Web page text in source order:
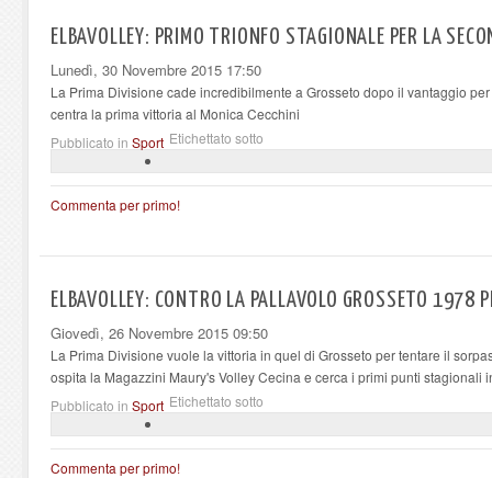
ELBAVOLLEY: PRIMO TRIONFO STAGIONALE PER LA
Lunedì, 30 Novembre 2015 17:50
La Prima Divisione cade incredibilmente a Grosseto dopo il vantaggio
centra la prima vittoria al Monica Cecchini
Pubblicato in Sport Etichettato sotto
Commenta per primo!
ELBAVOLLEY: CONTRO LA PALLAVOLO GROSSETO 1978
Giovedì, 26 Novembre 2015 09:50
La Prima Divisione vuole la vittoria in quel di Grosseto per tentare il
ospita la Magazzini Maury's Volley Cecina e cerca i primi punti stagionali
Pubblicato in Sport Etichettato sotto
Commenta per primo!